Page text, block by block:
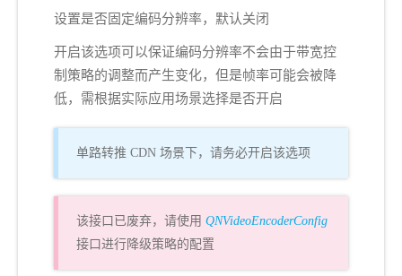
设置是否固定编码分辨率，默认关闭
开启该选项可以保证编码分辨率不会由于带宽控
制策略的调整而产生变化，但是帧率可能会被降
低，需根据实际应用场景选择是否开启
单路转推 CDN 场景下，请务必开启该选项
该接口已废弃，请使用 QNVideoEncoderConfig
接口进行降级策略的配置